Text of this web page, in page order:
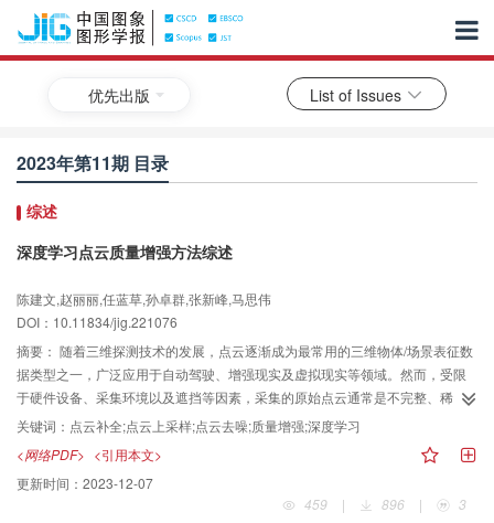
优先出版 List of Issues
2023年第11期 目录
综述
深度学习点云质量增强方法综述
陈建文,赵丽丽,任蓝草,孙卓群,张新峰,马思伟
DOI：10.11834/jig.221076
摘要： 随着三维探测技术的发展，点云逐渐成为最常用的三维物体/场景表征数
据类型之一，广泛应用于自动驾驶、增强现实及虚拟现实等领域。然而，受限
于硬件设备、采集环境以及遮挡等因素，采集的原始点云通常是不完整、稀
疏、嘈杂的，为点云的处理和分析带来了巨大挑战。在此背景下，点云质量增
强技术旨在对原始点云进行处理以获得结构完整、密集且接近无噪的点云，具
有重要意义。本文对现阶段深度学习点云质量增强方法进行了系统综述，为后
续研究者提供研究基础。首先，简要介绍了点云数据处理中通用的关键技术；
分别介绍了补全、上采样和去噪3类点云质量增强方法，并对3类方法中的现有
关键词： 点云补全;点云上采样;点云去噪;质量增强;深度学习
<网络PDF> <引用本文>
更新时间： 2023-12-07
459
| 896 | 3